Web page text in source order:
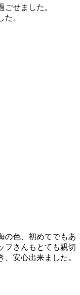
せました。
。
の色、初めてでもあ
フさんもとても親切
安心出来ました。